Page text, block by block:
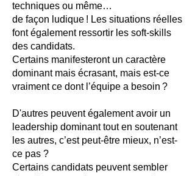
techniques ou même…
de façon ludique ! Les situations réelles
font également ressortir les soft-skills
des candidats.
Certains manifesteront un caractère
dominant mais écrasant, mais est-ce
vraiment ce dont l’équipe a besoin ?
D'autres peuvent également avoir un
leadership dominant tout en soutenant
les autres, c’est peut-être mieux, n’est-
ce pas ?
Certains candidats peuvent sembler